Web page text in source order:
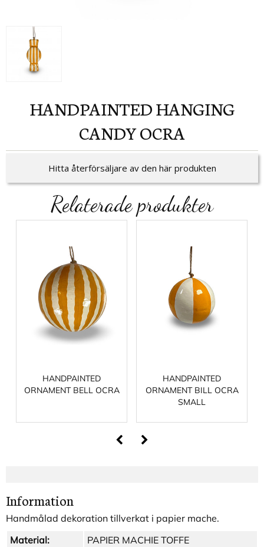
HANDPAINTED HANGING
CANDY OCRA
Hitta återförsäljare av den här produkten
Relaterade produkter
HANDPAINTED
ORNAMENT BELL OCRA
HANDPAINTED
ORNAMENT BILL OCRA
SMALL
Information
Handmålad dekoration tillverkat i papier mache.
Material:
PAPIER MACHIE TOFFE